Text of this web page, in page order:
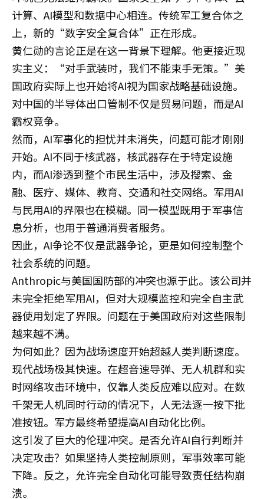
计算、AI模型和数据中心相连。传统军工复合体之
上，新的“数字安全复合体”正在形成。
黄仁勋的言论正是在这一背景下理解。他更接近现
实主义：“对手武装时，我们不能束手无策。”美
国政府实际上也开始将AI视为国家战略基础设施。
对中国的半导体出口管制不仅是贸易问题，而是AI
霸权竞争。
然而，AI军事化的担忧并未消失，问题可能才刚刚
开始。AI不同于核武器，核武器存在于特定设施
内，而AI渗透到整个市民生活中，涉及搜索、金
融、医疗、媒体、教育、交通和社交网络。军用AI
与民用AI的界限也在模糊。同一模型既用于军事信
息分析，也用于普通消费者服务。
因此，AI争论不仅是武器争论，更是如何控制整个
社会系统的问题。
Anthropic与美国国防部的冲突也源于此。该公司并
未完全拒绝军用AI，但对大规模监控和完全自主武
器使用划定了界限。问题在于美国政府对这些限制
越来越不满。
为何如此？因为战场速度开始超越人类判断速度。
现代战场极其快速。在超音速导弹、无人机群和实
时网络攻击环境中，仅靠人类反应难以应对。在数
千架无人机同时行动的情况下，人无法逐一按下批
准按钮。军方最终希望提高AI自动化比例。
这引发了巨大的伦理冲突。是否允许AI自行判断并
决定攻击？如果坚持人类控制原则，军事效率可能
下降。反之，允许完全自动化可能导致责任结构崩
溃。